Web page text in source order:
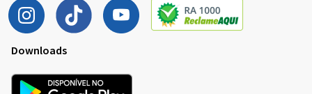
Downloads